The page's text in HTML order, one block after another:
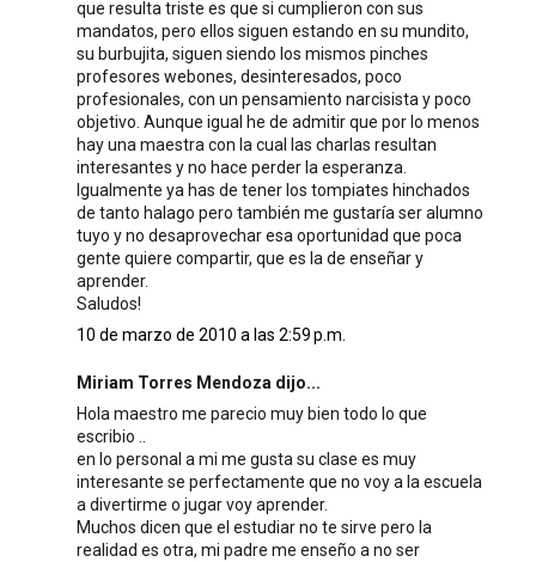
que resulta triste es que si cumplieron con sus
mandatos, pero ellos siguen estando en su mundito,
su burbujita, siguen siendo los mismos pinches
profesores webones, desinteresados, poco
profesionales, con un pensamiento narcisista y poco
objetivo. Aunque igual he de admitir que por lo menos
hay una maestra con la cual las charlas resultan
interesantes y no hace perder la esperanza.
Igualmente ya has de tener los tompiates hinchados
de tanto halago pero también me gustaría ser alumno
tuyo y no desaprovechar esa oportunidad que poca
gente quiere compartir, que es la de enseñar y
aprender.
Saludos!
10 de marzo de 2010 a las 2:59 p.m.
Miriam Torres Mendoza dijo...
Hola maestro me parecio muy bien todo lo que
escribio ..
en lo personal a mi me gusta su clase es muy
interesante se perfectamente que no voy a la escuela
a divertirme o jugar voy aprender.
Muchos dicen que el estudiar no te sirve pero la
realidad es otra, mi padre me enseño a no ser